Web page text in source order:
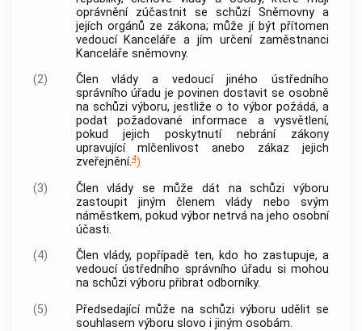
oprávnění zúčastnit se schůzí Sněmovny a
jejích orgánů ze zákona; může jí být přítomen
vedoucí Kanceláře a jím určení zaměstnanci
Kanceláře sněmovny.
(2)
Člen vlády a vedoucí jiného ústředního
správního úřadu je povinen dostavit se osobně
na schůzi výboru, jestliže o to výbor požádá, a
podat požadované informace a vysvětlení,
pokud jejich poskytnutí nebrání zákony
upravující mlčenlivost anebo zákaz jejich
zveřejnění.4)
(3)
Člen vlády se může dát na schůzi výboru
zastoupit jiným členem vlády nebo svým
náměstkem, pokud výbor netrvá na jeho osobní
účasti.
(4)
Člen vlády, popřípadě ten, kdo ho zastupuje, a
vedoucí ústředního správního úřadu si mohou
na schůzi výboru přibrat odborníky.
(5)
Předsedající může na schůzi výboru udělit se
souhlasem výboru slovo i jiným osobám.